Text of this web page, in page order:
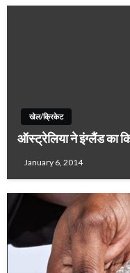
खेल/क्रिकेट
ऑस्ट्रेलिया ने इंग्लैंड का
January 6, 2014